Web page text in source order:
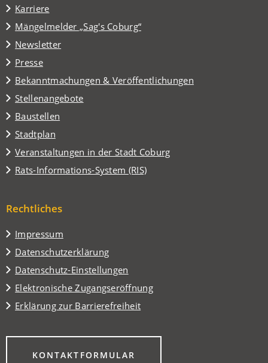
in
einem
neuen
Tab)
Karriere
Mängelmelder „Sag's Coburg“
(Öffnet
in
einem
neuen
Tab)
Newsletter
Presse
Bekanntmachungen & Veröffentlichungen
Stellenangebote
Baustellen
Stadtplan
(Öffnet
in
einem
neuen
Veranstaltungen in der Stadt Coburg
(Öffnet
in
einem
Tab)
Rats-Informations-System (RIS)
(Öffnet
neuen
Rechtliches
Impressum
Datenschutzerklärung
Datenschutz-Einstellungen
Elektronische Zugangseröffnung
Erklärung zur Barrierefreiheit
KONTAKTFORMULAR
(ÖFFNET